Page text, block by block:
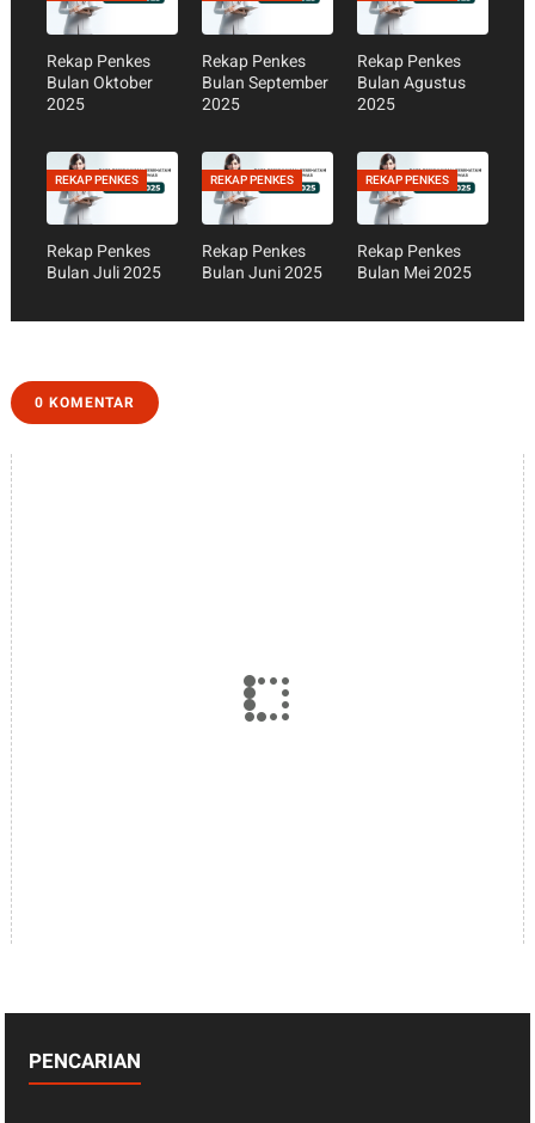
Rekap Penkes
Bulan Oktober
2025
Rekap Penkes
Bulan September
2025
Rekap Penkes
Bulan Agustus
2025
REKAP PENKES
Rekap Penkes
Bulan Juli 2025
REKAP PENKES
Rekap Penkes
Bulan Juni 2025
REKAP PENKES
Rekap Penkes
Bulan Mei 2025
0 KOMENTAR
PENCARIAN